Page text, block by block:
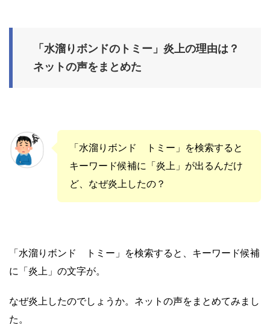
「水溜りボンドのトミー」炎上の理由は？
ネットの声をまとめた
「水溜りボンド トミー」を検索すると
キーワード候補に「炎上」が出るんだけ
ど、なぜ炎上したの？
「水溜りボンド トミー」を検索すると、キーワード候補
に「炎上」の文字が。
なぜ炎上したのでしょうか。ネットの声をまとめてみまし
た。